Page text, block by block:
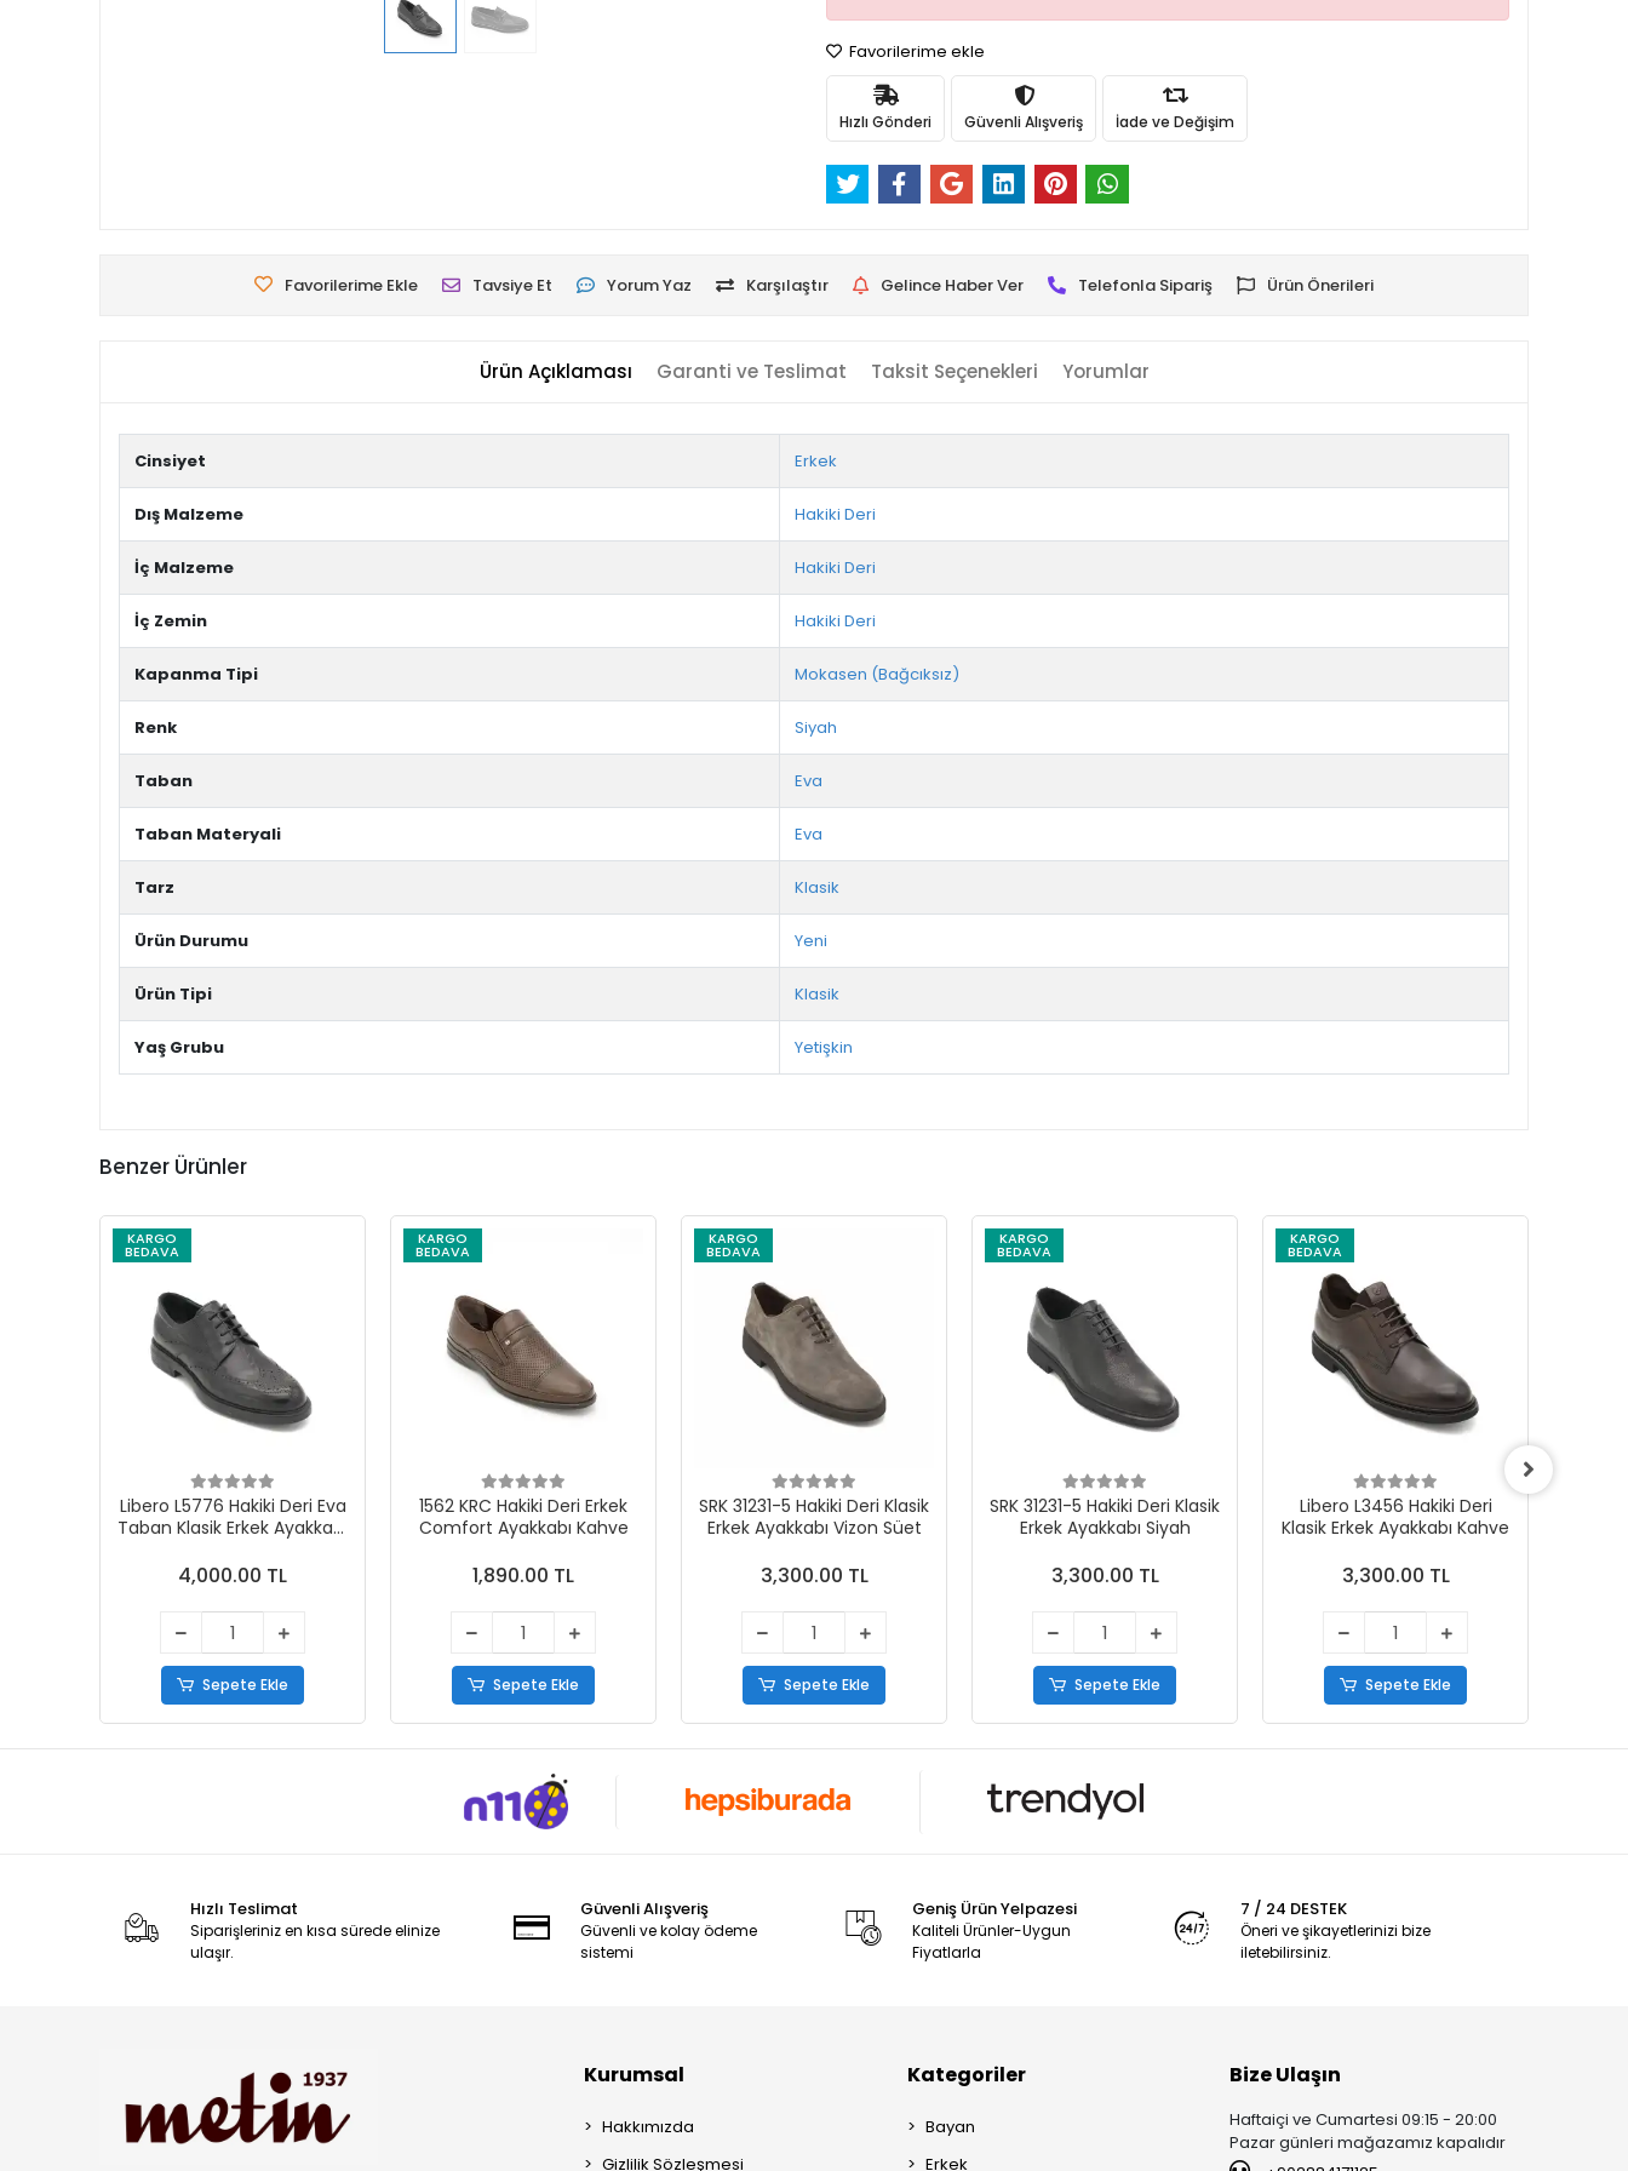
Favorilerime ekle
Hızlı Gönderi Güvenli Alışveriş İade ve Değişim
Favorilerime Ekle Tavsiye Et Yorum Yaz Karşılaştır Gelince Haber Ver Telefonla Sipariş Ürün Önerileri
Ürün Açıklaması Garanti ve Teslimat Taksit Seçenekleri Yorumlar
Cinsiyet Erkek
Dış Malzeme Hakiki Deri
İç Malzeme Hakiki Deri
İç Zemin Hakiki Deri
Kapanma Tipi Mokasen (Bağcıksız)
Renk Siyah
Taban Eva
Taban Materyali Eva
Tarz Klasik
Ürün Durumu Yeni
Ürün Tipi Klasik
Yaş Grubu Yetişkin
Benzer Ürünler
KARGO
BEDAVA
Libero L5776 Hakiki Deri Eva
Taban Klasik Erkek Ayakkabı
4,000.00 TL
Sepete Ekle
KARGO
BEDAVA
1562 KRC Hakiki Deri Erkek
Comfort Ayakkabı Kahve
1,890.00 TL
Sepete Ekle
KARGO
BEDAVA
SRK 31231-5 Hakiki Deri Klasik
Erkek Ayakkabı Vizon Süet
3,300.00 TL
Sepete Ekle
KARGO
BEDAVA
SRK 31231-5 Hakiki Deri Klasik
Erkek Ayakkabı Siyah
3,300.00 TL
Sepete Ekle
KARGO
BEDAVA
Libero L3456 Hakiki Deri
Klasik Erkek Ayakkabı Kahve
3,300.00 TL
Sepete Ekle
Hızlı Teslimat
Siparişleriniz en kısa sürede elinize
ulaşır.
Güvenli Alışveriş
Güvenli ve kolay ödeme
sistemi
Geniş Ürün Yelpazesi
Kaliteli Ürünler-Uygun
Fiyatlarla
7 / 24 DESTEK
Öneri ve şikayetlerinizi bize
iletebilirsiniz.
Kurumsal
Hakkımızda
Gizlilik Sözleşmesi
Kategoriler
Bayan
Erkek
Bize Ulaşın
Haftaiçi ve Cumartesi 09:15 - 20:00
Pazar günleri mağazamız kapalıdır